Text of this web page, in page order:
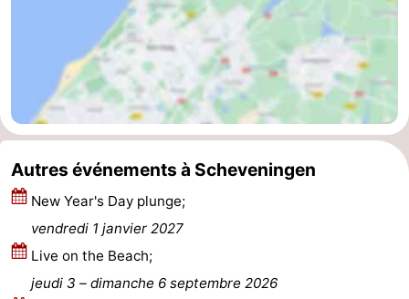
Autres événements à Scheveningen
New Year's Day plunge;
vendredi 1 janvier 2027
Live on the Beach;
jeudi 3 –
dimanche 6 septembre 2026